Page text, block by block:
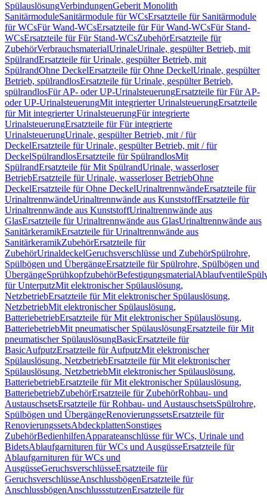
SpülauslösungVerbindungenGeberit Monolith
SanitärmoduleSanitärmodule für WCsErsatzteile für Sanitärmodule
für WCsFür Wand-WCsErsatzteile für Für Wand-WCsFür Stand-
WCsErsatzteile für Für Stand-WCsZubehörErsatzteile für
ZubehörVerbrauchsmaterialUrinaleUrinale, gespülter Betrieb, mit
SpülrandErsatzteile für Urinale, gespülter Betrieb, mit
SpülrandOhne DeckelErsatzteile für Ohne DeckelUrinale, gespülter
Betrieb, spülrandlosErsatzteile für Urinale, gespülter Betrieb,
spülrandlosFür AP- oder UP-UrinalsteuerungErsatzteile für Für AP-
oder UP-UrinalsteuerungMit integrierter UrinalsteuerungErsatzteile
für Mit integrierter UrinalsteuerungFür integrierte
UrinalsteuerungErsatzteile für Für integrierte
UrinalsteuerungUrinale, gespülter Betrieb, mit / für
DeckelErsatzteile für Urinale, gespülter Betrieb, mit / für
DeckelSpülrandlosErsatzteile für SpülrandlosMit
SpülrandErsatzteile für Mit SpülrandUrinale, wasserloser
BetriebErsatzteile für Urinale, wasserloser BetriebOhne
DeckelErsatzteile für Ohne DeckelUrinaltrennwändeErsatzteile für
UrinaltrennwändeUrinaltrennwände aus KunststoffErsatzteile für
Urinaltrennwände aus KunststoffUrinaltrennwände aus
GlasErsatzteile für Urinaltrennwände aus GlasUrinaltrennwände aus
SanitärkeramikErsatzteile für Urinaltrennwände aus
SanitärkeramikZubehörErsatzteile für
ZubehörUrinaldeckelGeruchsverschlüsse und ZubehörSpülrohre,
Spülbögen und ÜbergängeErsatzteile für Spülrohre, Spülbögen und
ÜbergängeSprühkopfzubehörBefestigungsmaterialAblaufventile
für UnterputzMit elektronischer Spülauslösung,
NetzbetriebErsatzteile für Mit elektronischer Spülauslösung,
NetzbetriebMit elektronischer Spülauslösung,
BatteriebetriebErsatzteile für Mit elektronischer Spülauslösung,
BatteriebetriebMit pneumatischer SpülauslösungErsatzteile für Mit
pneumatischer SpülauslösungBasicErsatzteile für
BasicAufputzErsatzteile für AufputzMit elektronischer
Spülauslösung, NetzbetriebErsatzteile für Mit elektronischer
Spülauslösung, NetzbetriebMit elektronischer Spülauslösung,
BatteriebetriebErsatzteile für Mit elektronischer Spülauslösung,
BatteriebetriebZubehörErsatzteile für ZubehörRohbau- und
AustauschsetsErsatzteile für Rohbau- und AustauschsetsSpülrohre,
Spülbögen und ÜbergängeRenovierungssetsErsatzteile für
RenovierungssetsAbdeckplattenSonstiges
ZubehörBedienhilfenApparateanschlüsse für WCs, Urinale und
BidetsAblaufgarnituren für WCs und AusgüsseErsatzteile für
Ablaufgarnituren für WCs und
AusgüsseGeruchsverschlüsseErsatzteile für
GeruchsverschlüsseAnschlussbögenErsatzteile für
AnschlussbögenAnschlussstutzenErsatzteile für